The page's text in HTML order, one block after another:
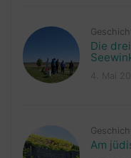
Die
Am